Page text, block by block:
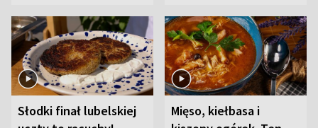
Słodki finał lubelskiej
Mięso, kiełbasa i